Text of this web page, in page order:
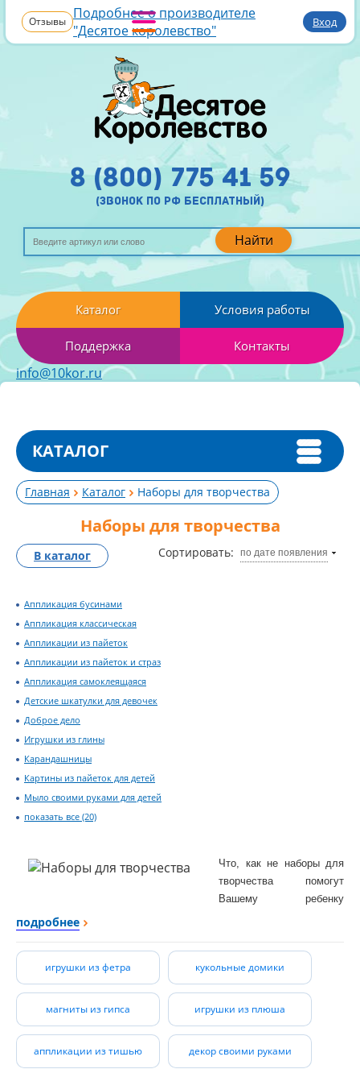
Отзывы Подробнее о производителе
"Десятое королевство"
Вход
Найти
8 (800) 775 41 59
(звонок по рф бесплатный)
Каталог Условия работы
Поддержка Контакты
info@10kor.ru
КАТАЛОГ
Главная Каталог Наборы для творчества
Наборы для творчества
Сортировать: по дате появления
В каталог
Аппликация бусинами
Аппликация классическая
Аппликации из пайеток
Аппликации из пайеток и страз
Аппликация самоклеящаяся
Детские шкатулки для девочек
Доброе дело
Игрушки из глины
Карандашницы
Картины из пайеток для детей
Мыло своими руками для детей
показать все (20)
Что, как не наборы для
творчества помогут
Вашему ребенку
симпатиями, развить
фантазию, воображение,
усидчивость, веру в свои
силы, а Вам выявить и
оценить его способности,
и, возможно, таланты.
У нас Вы можете
подробнее
игрушки из фетра кукольные домики
магниты из гипса игрушки из плюша
аппликации из тишью декор своими руками